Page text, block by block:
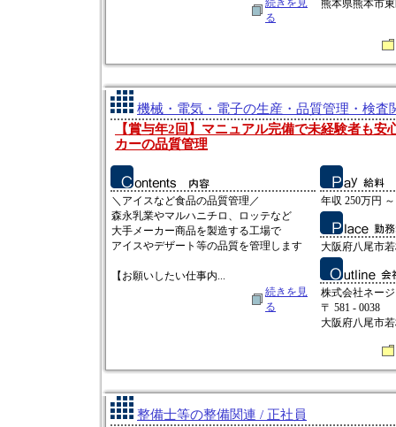
続きを見
る
熊本県熊本市
機械・電気・電子の生産・品質管理・検査
【賞与年2回】マニュアル完備で未経験者も安
カーの品質管理
＼アイスなど食品の品質管理／
森永乳業やマルハニチロ、ロッテなど
大手メーカー商品を製造する工場で
アイスやデザート等の品質を管理します
【お願いしたい仕事内...
続きを見
る
年収 250万円
大阪府八尾市
株式会社ネー
〒 581 - 0038
大阪府八尾市
整備士等の整備関連 / 正社員